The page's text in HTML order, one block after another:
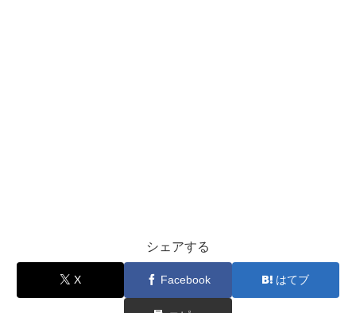
シェアする
X Facebook はてブ